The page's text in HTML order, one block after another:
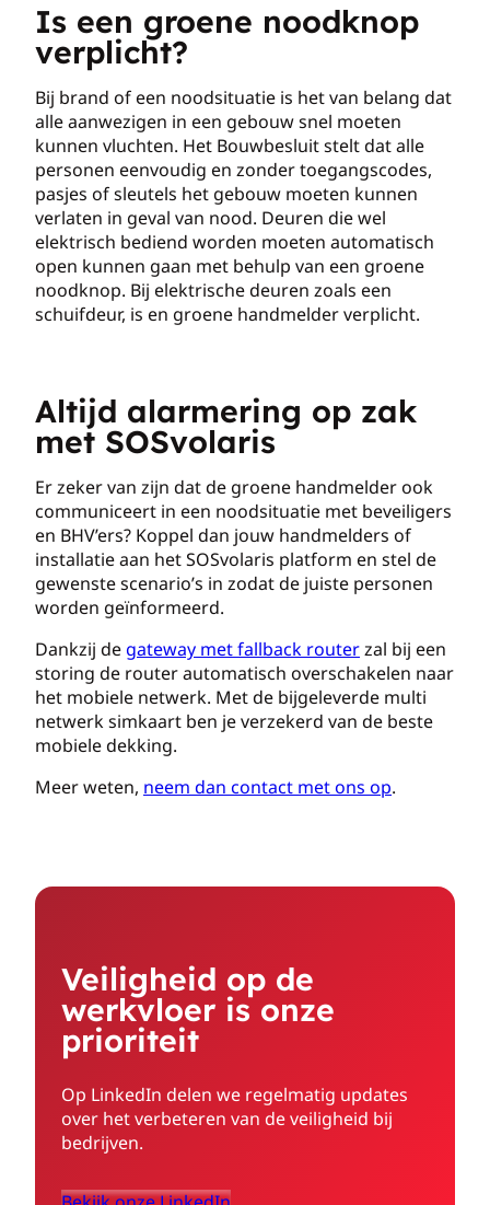
Is een groene noodknop
verplicht?
Bij brand of een noodsituatie is het van belang dat
alle aanwezigen in een gebouw snel moeten
kunnen vluchten. Het Bouwbesluit stelt dat alle
personen eenvoudig en zonder toegangscodes,
pasjes of sleutels het gebouw moeten kunnen
verlaten in geval van nood. Deuren die wel
elektrisch bediend worden moeten automatisch
open kunnen gaan met behulp van een groene
noodknop. Bij elektrische deuren zoals een
schuifdeur, is en groene handmelder verplicht.
Altijd alarmering op zak
met SOSvolaris
Er zeker van zijn dat de groene handmelder ook
communiceert in een noodsituatie met beveiligers
en BHV’ers? Koppel dan jouw handmelders of
installatie aan het SOSvolaris platform en stel de
gewenste scenario’s in zodat de juiste personen
worden geïnformeerd.
Dankzij de gateway met fallback routerzal bij een
storing de router automatisch overschakelen naar
het mobiele netwerk. Met de bijgeleverde multi
netwerk simkaart ben je verzekerd van de beste
mobiele dekking.
Meer weten, neem dan contact met ons op.
Veiligheid op de
werkvloer is onze
prioriteit
Op LinkedIn delen we regelmatig updates
over het verbeteren van de veiligheid bij
bedrijven.